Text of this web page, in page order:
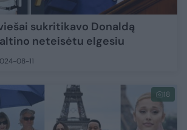
sukritikavo Donaldą
neteisėtu elgesiu
08-11
18